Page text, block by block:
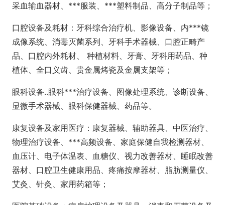
采血输血器材、***服装、***塑料制品、高分子制品等；
口腔设备及耗材：牙科综合治疗机、影像设备、内***镜
成像系统、消毒灭菌系列、牙科手术器械、口腔正畸产
品、口腔内外耗材、 种植材料、牙膏、牙科用药品、种
植体、全口义齿、贵金属烤瓷及金属支架等；
眼科设备..眼科***治疗设备、图像处理系统、诊断设备、
显微手术器械、眼科保健器械、药品等。
康复设备及家用医疗：康复器械、辅助器具、中医治疗、
物理治疗设备、***高频设备、家庭保健自我检测器材、
血压计、电子体温表、血糖仪、视力改善器材、睡眠改善
器材、口腔卫生健康用品、疼痛按摩器材、脂肪测量仪、
艾灸、针灸、家用药箱等；